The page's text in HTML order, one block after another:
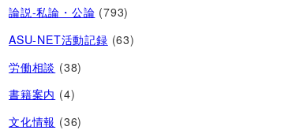
論説-私論・公論 (793)
ASU-NET活動記録 (63)
労働相談 (38)
書籍案内 (4)
文化情報 (36)